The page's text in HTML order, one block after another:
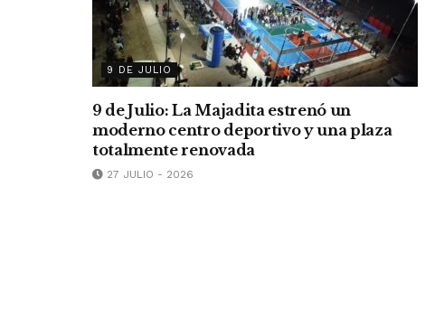
9 DE JULIO
9 de Julio: La Majadita estrenó un
moderno centro deportivo y una plaza
totalmente renovada
27 JULIO - 2026